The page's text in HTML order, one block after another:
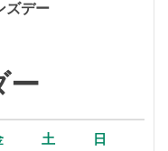
ズデー
ー
土 日